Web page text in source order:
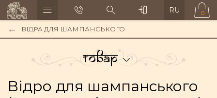
RU 0
ВІДРА ДЛЯ ШАМПАНСЬКОГО
Товар
Відро для шампанського